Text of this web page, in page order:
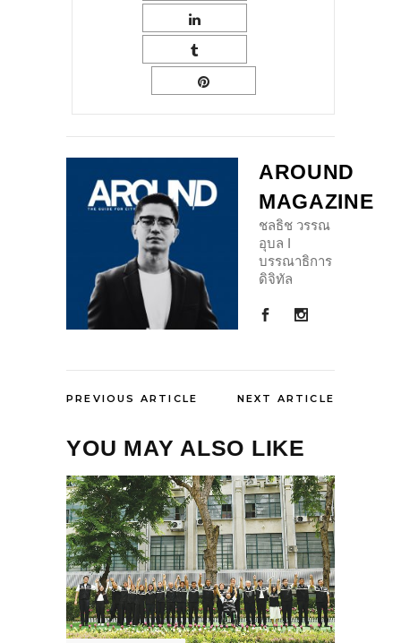
AROUND
MAGAZINE
ชลธิช วรรณ
อุบล I
บรรณาธิการ
ดิจิทัล
PREVIOUS ARTICLE NEXT ARTICLE
YOU MAY ALSO LIKE